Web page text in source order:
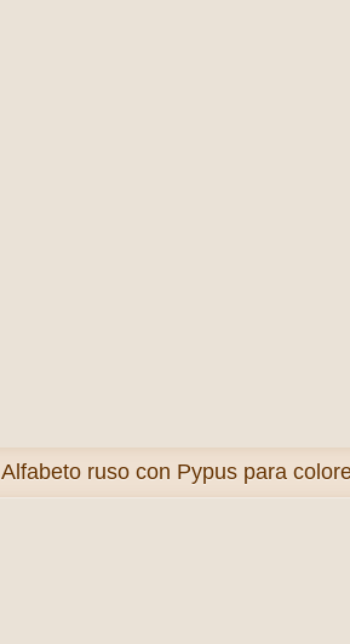
Alfabeto ruso con Pypus para